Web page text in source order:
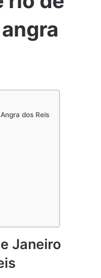
dos Reis
Janeiro